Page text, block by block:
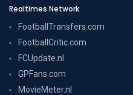
Realtimes Network
FootballTransfers.com
FootballCritic.com
FCUpdate.nl
GPFans.com
MovieMeter.nl